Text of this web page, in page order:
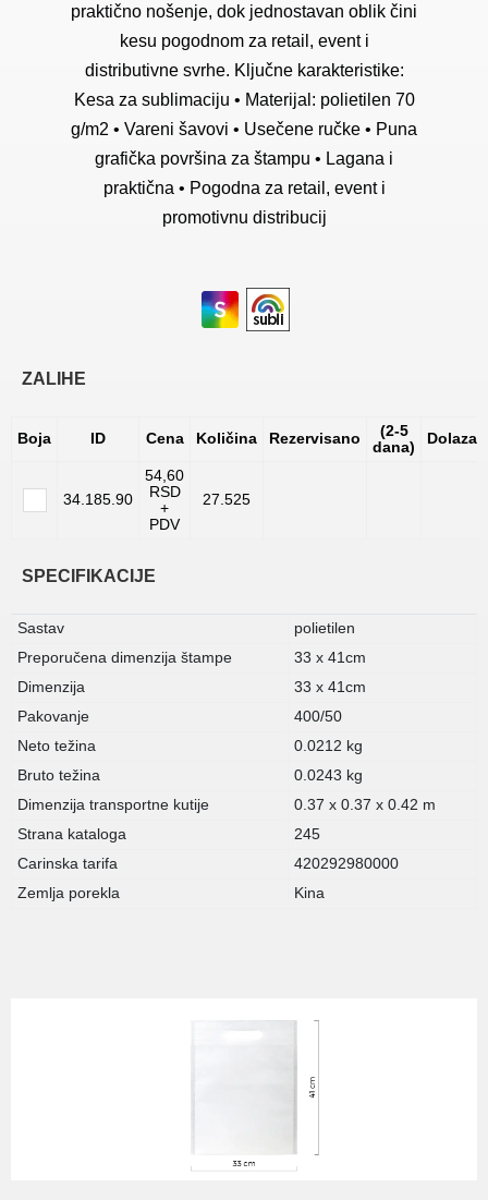
praktično nošenje, dok jednostavan oblik čini
kesu pogodnom za retail, event i
distributivne svrhe. Ključne karakteristike:
Kesa za sublimaciju • Materijal: polietilen 70
g/m2 • Vareni šavovi • Usečene ručke • Puna
grafička površina za štampu • Lagana i
praktična • Pogodna za retail, event i
promotivnu distribucij
ZALIHE
Boja ID Cena Količina Rezervisano
(2-5
dana)
Dolazak
34.185.90
54,60
RSD
+
PDV
27.525
SPECIFIKACIJE
Sastav
polietilen
Preporučena dimenzija štampe
33 x 41cm
Dimenzija
33 x 41cm
Pakovanje
400/50
Neto težina
0.0212 kg
Bruto težina
0.0243 kg
Dimenzija transportne kutije
0.37 x 0.37 x 0.42 m
Strana kataloga
245
Carinska tarifa
420292980000
Zemlja porekla
Kina